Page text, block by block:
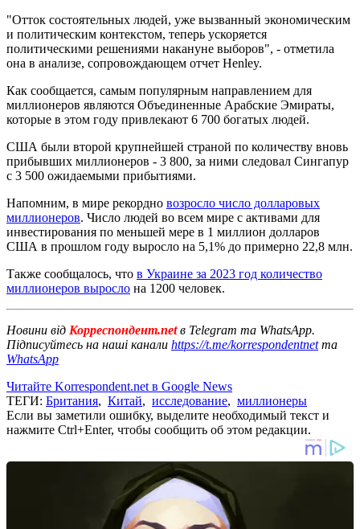
"Отток состоятельных людей, уже вызванный экономическим
и политическим контекстом, теперь ускоряется
политическими решениями накануне выборов", - отметила
она в анализе, сопровождающем отчет Henley.
Как сообщается, самым популярным направлением для
миллионеров являются Объединенные Арабские Эмираты,
которые в этом году привлекают 6 700 богатых людей.
США были второй крупнейшей страной по количеству вновь
прибывших миллионеров - 3 800, за ними следовал Сингапур
с 3 500 ожидаемыми прибытиями.
Напомним, в мире рекордно возросло число долларовых
миллионеров. Число людей во всем мире с активами для
инвестирования по меньшей мере в 1 миллион долларов
США в прошлом году выросло на 5,1% до примерно 22,8 млн.
Также сообщалось, что в Украине за 2023 год количество
миллионеров выросло на 1200 человек.
Новини від Корреспондент.netв Telegram та WhatsApp.
Підписуйтесь на наші канали https://t.me/korrespondentnetта
WhatsApp
Читайте Korrespondent.net в Google News
ТЕГИ: Британия, Китай, исследование, миллионеры
Если вы заметили ошибку, выделите необходимый текст и
нажмите Ctrl+Enter, чтобы сообщить об этом редакции.